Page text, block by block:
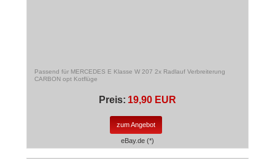
Passend für MERCEDES E Klasse W 207 2x Radlauf Verbreiterung
CARBON opt Kotflüge
Preis: 19,90 EUR
zum Angebot
eBay.de (*)